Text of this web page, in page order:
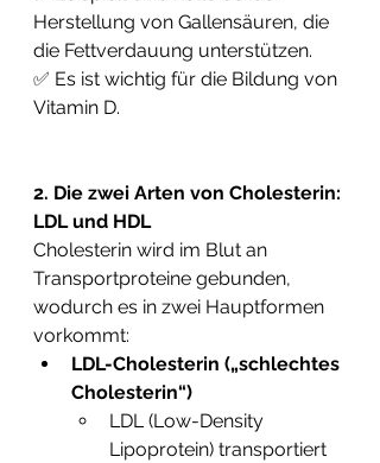
Herstellung von Gallensäuren, die
die Fettverdauung unterstützen.
✅ Es ist wichtig für die Bildung von
Vitamin D.
2. Die zwei Arten von Cholesterin:
LDL und HDL
Cholesterin wird im Blut an
Transportproteine gebunden,
wodurch es in zwei Hauptformen
vorkommt:
LDL-Cholesterin („schlechtes
Cholesterin“)
LDL (Low-Density
Lipoprotein) transportiert